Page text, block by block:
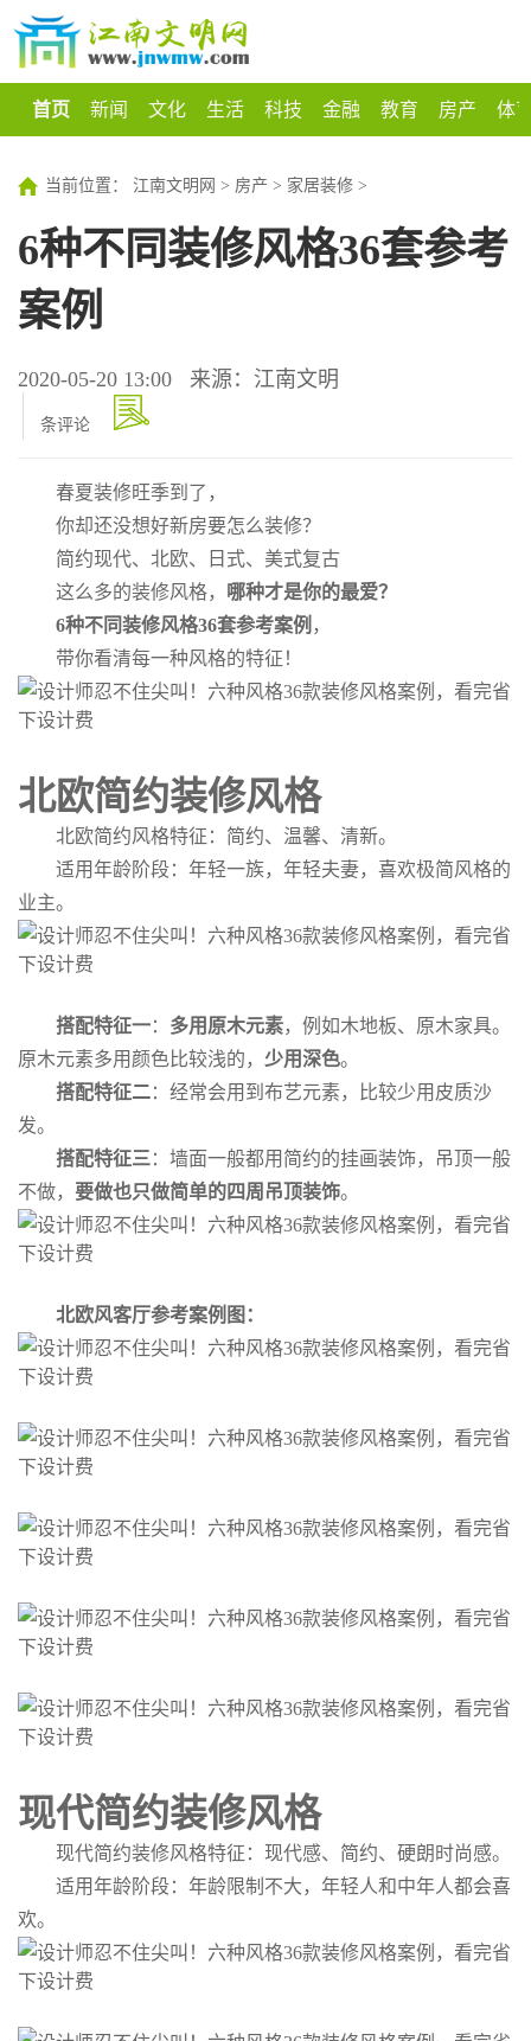
首页 新闻 文化 生活 科技 金融 教育 房产 体
当前位置： 江南文明网 > 房产 > 家居装修 >
6种不同装修风格36套参考
案例
2020-05-20 13:00 来源：江南文明
条评论
春夏装修旺季到了，
你却还没想好新房要怎么装修？
简约现代、北欧、日式、美式复古
这么多的装修风格，
哪种才是你的最爱？
6种不同装修风格36套参考案例 ，
带你看清每一种风格的特征！
北欧简约装修风格
北欧简约风格特征：简约、温馨、清新。
适用年龄阶段：年轻一族，年轻夫妻，喜欢极简风格的
业主。
搭配特征一： 多用原木元素，例如木地板、原木家具。
原木元素多用颜色比较浅的， 少用深色。
搭配特征二：经常会用到布艺元素，比较少用皮质沙
发。
搭配特征三：墙面一般都用简约的挂画装饰，吊顶一般
不做， 要做也只做简单的四周吊顶装饰。
北欧风客厅参考案例图：
现代简约装修风格
现代简约装修风格特征：现代感、简约、硬朗时尚感。
适用年龄阶段：年龄限制不大，年轻人和中年人都会喜
欢。